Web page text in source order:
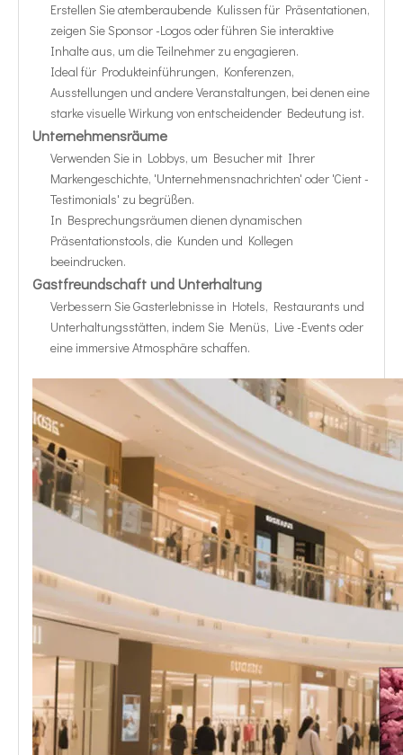
Erstellen Sie atemberaubende Kulissen für Präsentationen,
zeigen Sie Sponsor -Logos oder führen Sie interaktive
Inhalte aus, um die Teilnehmer zu engagieren.
Ideal für Produkteinführungen, Konferenzen,
Ausstellungen und andere Veranstaltungen, bei denen eine
starke visuelle Wirkung von entscheidender Bedeutung ist.
Unternehmensräume
Verwenden Sie in Lobbys, um Besucher mit Ihrer
Markengeschichte, 'Unternehmensnachrichten' oder 'Cient -
Testimonials' zu begrüßen.
In Besprechungsräumen dienen dynamischen
Präsentationstools, die Kunden und Kollegen
beeindrucken.
Gastfreundschaft und Unterhaltung
Verbessern Sie Gasterlebnisse in Hotels, Restaurants und
Unterhaltungsstätten, indem Sie Menüs, Live -Events oder
eine immersive Atmosphäre schaffen.